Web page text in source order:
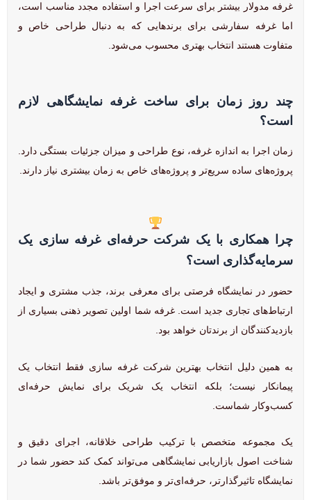
غرفه مدولار بیشتر برای سرعت اجرا و استفاده مجدد مناسب است،
اما غرفه سفارشی برای برندهایی که به دنبال طراحی خاص و
متفاوت هستند انتخاب بهتری محسوب می‌شود.
چند روز زمان برای ساخت غرفه نمایشگاهی لازم
است؟
زمان اجرا به اندازه غرفه، نوع طراحی و میزان جزئیات بستگی دارد.
پروژه‌های ساده سریع‌تر و پروژه‌های خاص به زمان بیشتری نیاز دارند.
چرا همکاری با یک شرکت حرفه‌ای غرفه سازی یک
سرمایه‌گذاری است؟
حضور در نمایشگاه فرصتی برای معرفی برند، جذب مشتری و ایجاد
ارتباط‌های تجاری جدید است. غرفه شما اولین تصویر ذهنی بسیاری از
بازدیدکنندگان از برندتان خواهد بود.
به همین دلیل انتخاب بهترین شرکت غرفه سازی فقط انتخاب یک
پیمانکار نیست؛ بلکه انتخاب یک شریک برای نمایش حرفه‌ای
کسب‌وکار شماست.
یک مجموعه متخصص با ترکیب طراحی خلاقانه، اجرای دقیق و
شناخت اصول بازاریابی نمایشگاهی می‌تواند کمک کند حضور شما در
نمایشگاه تاثیرگذارتر، حرفه‌ای‌تر و موفق‌تر باشد.